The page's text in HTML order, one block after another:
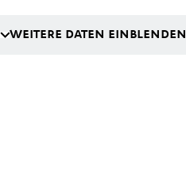
WEITERE DATEN EINBLENDEN